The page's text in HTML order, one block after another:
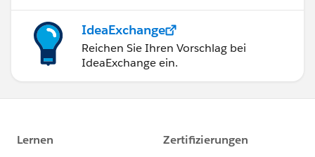
IdeaExchange
Reichen Sie Ihren Vorschlag bei
IdeaExchange ein.